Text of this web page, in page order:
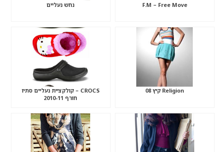
F.M – Free Move נחש נעליים
Religion קיץ 08
CROCS – קולקציית נעליים סתיו
חורף 2010-11